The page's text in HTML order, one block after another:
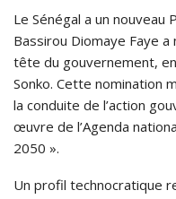
Le Sénégal a un
Bassirou Diomaye Faye a
tête du gouvernement,
Sonko. Cette nomination
la conduite de l’action
œuvre de l’Agenda
2050 ».
Un profil technocratique